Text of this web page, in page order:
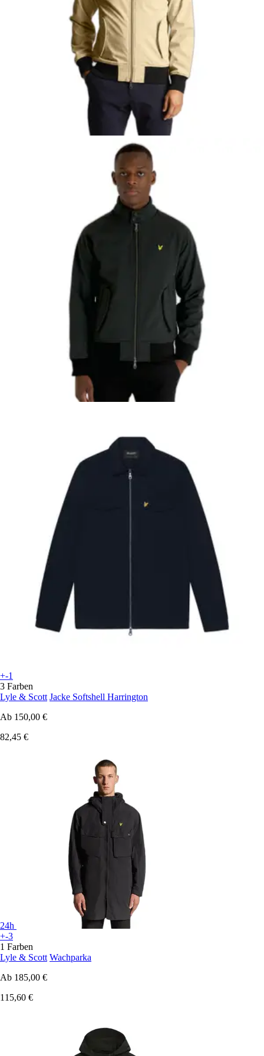
+-1
3 Farben
Lyle & Scott Jacke Softshell Harrington
Ab 150,00 €
82,45 €
24h
+-3
1 Farben
Lyle & Scott Wachparka
Ab 185,00 €
115,60 €